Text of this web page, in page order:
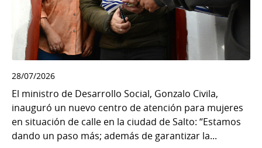
28/07/2026
El ministro de Desarrollo Social, Gonzalo Civila,
inauguró un nuevo centro de atención para mujeres
en situación de calle en la ciudad de Salto: “Estamos
dando un paso más; además de garantizar la...